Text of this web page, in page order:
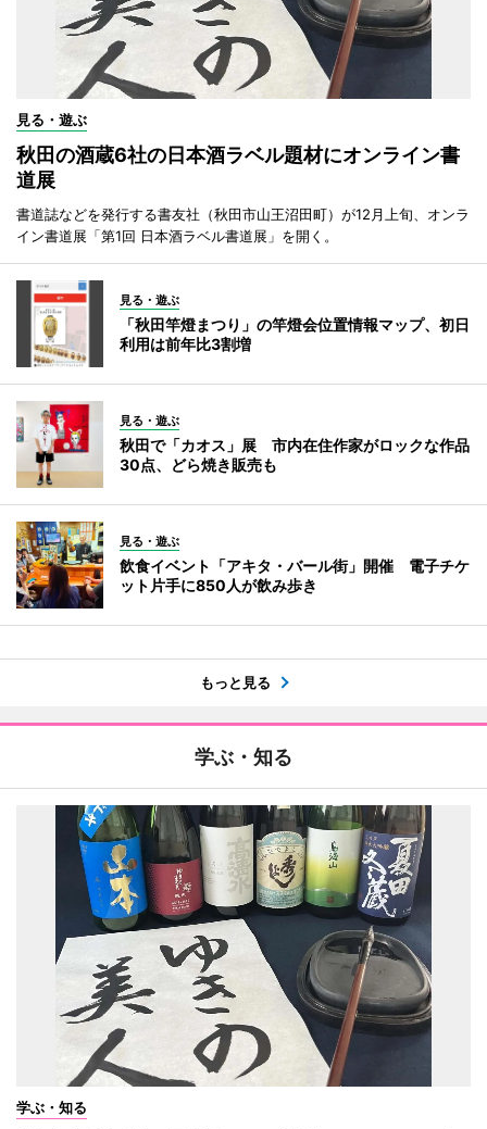
見る・遊ぶ
秋田の酒蔵6社の日本酒ラベル題材にオンライン書
道展
書道誌などを発行する書友社（秋田市山王沼田町）が12月上旬、オンラ
イン書道展「第1回 日本酒ラベル書道展」を開く。
見る・遊ぶ
「秋田竿燈まつり」の竿燈会位置情報マップ、初日
利用は前年比3割増
見る・遊ぶ
秋田で「カオス」展 市内在住作家がロックな作品
30点、どら焼き販売も
見る・遊ぶ
飲食イベント「アキタ・バール街」開催 電子チケ
ット片手に850人が飲み歩き
もっと見る
学ぶ・知る
学ぶ・知る